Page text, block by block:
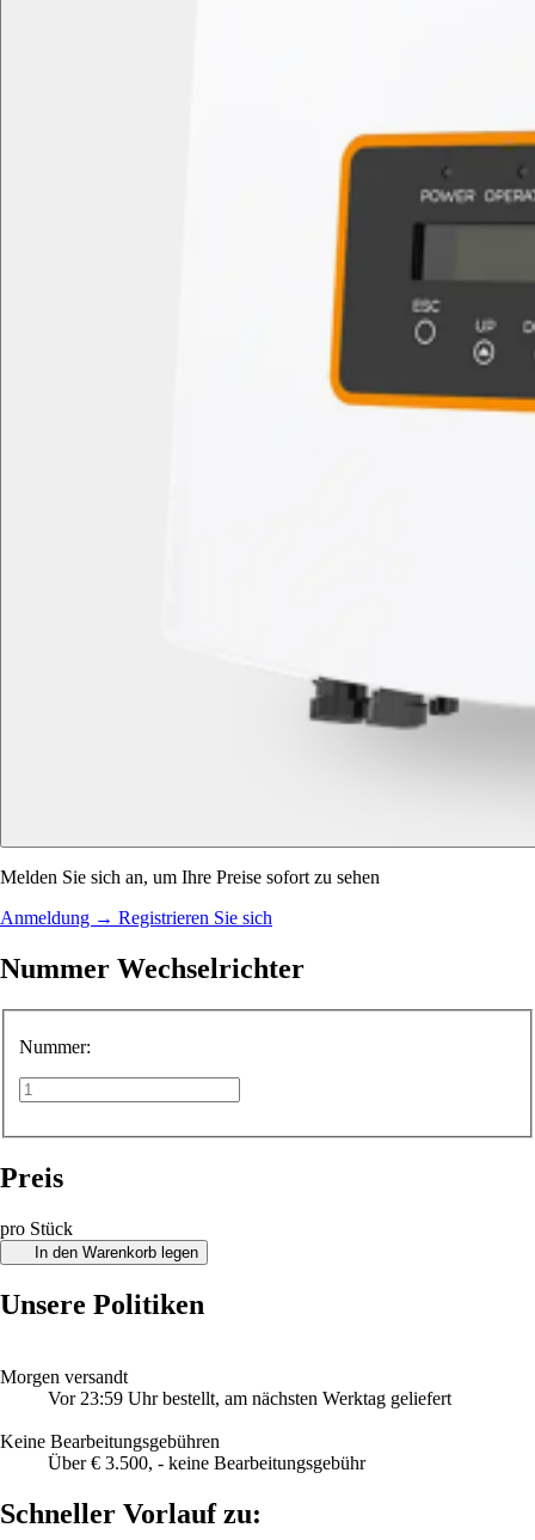
Melden Sie sich an, um Ihre Preise sofort zu sehen
Anmeldung → Registrieren Sie sich
Nummer Wechselrichter
Nummer:
Preis
pro Stück
In den Warenkorb legen
Unsere Politiken
Morgen versandt
Vor 23:59 Uhr bestellt, am nächsten Werktag geliefert
Keine Bearbeitungsgebühren
Über € 3.500, - keine Bearbeitungsgebühr
Schneller Vorlauf zu: